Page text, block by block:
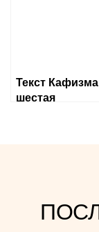
Текст Кафизма
шестая